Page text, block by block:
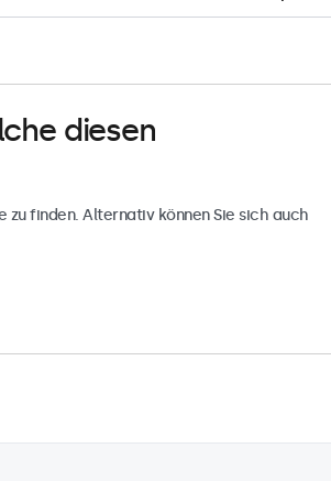
diesen
zu finden. Alternativ können Sie sich auch